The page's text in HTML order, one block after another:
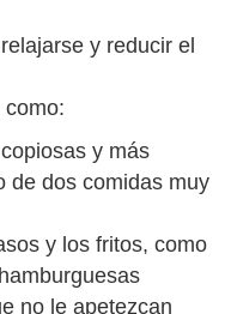
y reducir el
como:
y más
de dos comidas muy
y los fritos, como
no le apetezcan